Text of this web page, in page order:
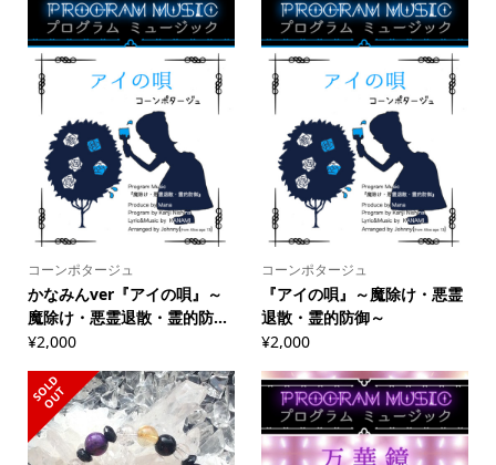
コーンポタージュ
かなみんver『アイの唄』～
魔除け・悪霊退散・霊的防...
¥2,000
コーンポタージュ
『アイの唄』～魔除け・悪霊
退散・霊的防御～
¥2,000
S
O
L
D
O
U
T